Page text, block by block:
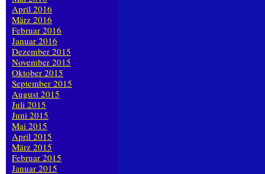
April 2016
März 2016
Februar 2016
Januar 2016
Dezember 2015
November 2015
Oktober 2015
September 2015
August 2015
Juli 2015
Juni 2015
Mai 2015
April 2015
März 2015
Februar 2015
Januar 2015